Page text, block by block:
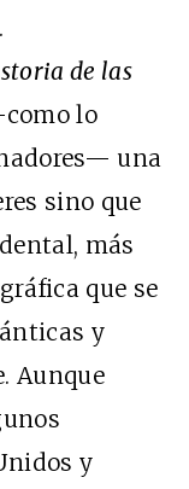
de las
lo
una
sino que
más
que se
y
Aunque
y